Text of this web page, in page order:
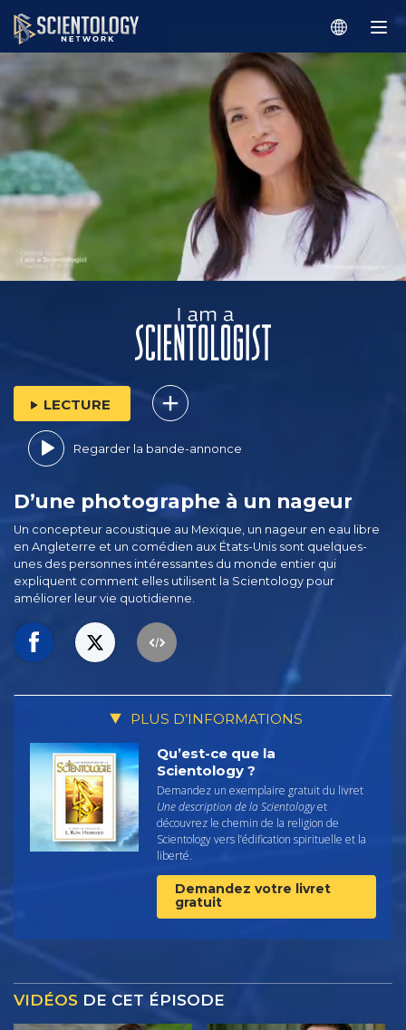
LECTURE
Regarder la bande-annonce
D’une photographe à un nageur
Un concepteur acoustique au Mexique, un nageur en eau libre
en Angleterre et un comédien aux États-Unis sont quelques-
unes des personnes intéressantes du monde entier qui
expliquent comment elles utilisent la Scientology pour
améliorer leur vie quotidienne.
PLUS D’INFORMATIONS
Qu’est-ce que la
Scientology ?
Demandez un exemplaire gratuit du livret
Une description de la Scientologyet
découvrez le chemin de la religion de
Scientology vers l’édification spirituelle et la
liberté.
Demandez votre livret
gratuit
VIDÉOS DE CET ÉPISODE